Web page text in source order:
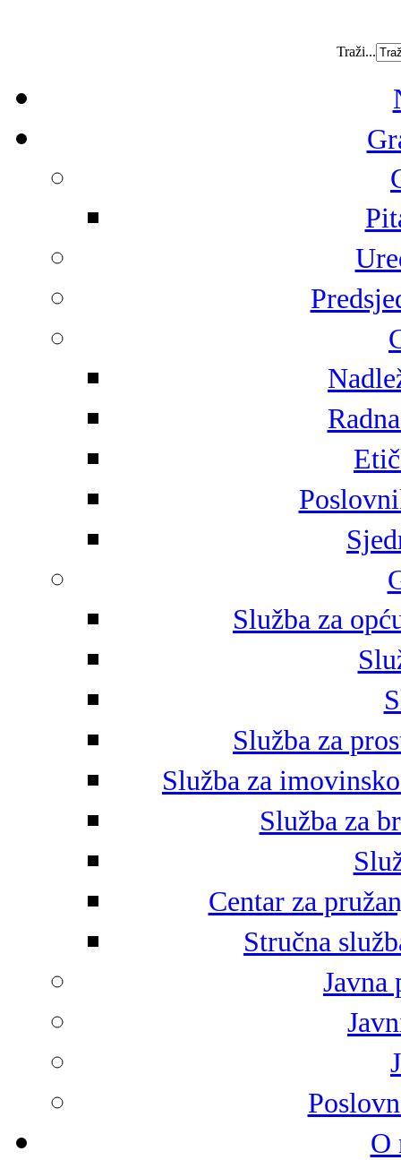
Traži...
Služba za
Služba za
Služba za
Služba za
Centar za
Stručna
Javna
O